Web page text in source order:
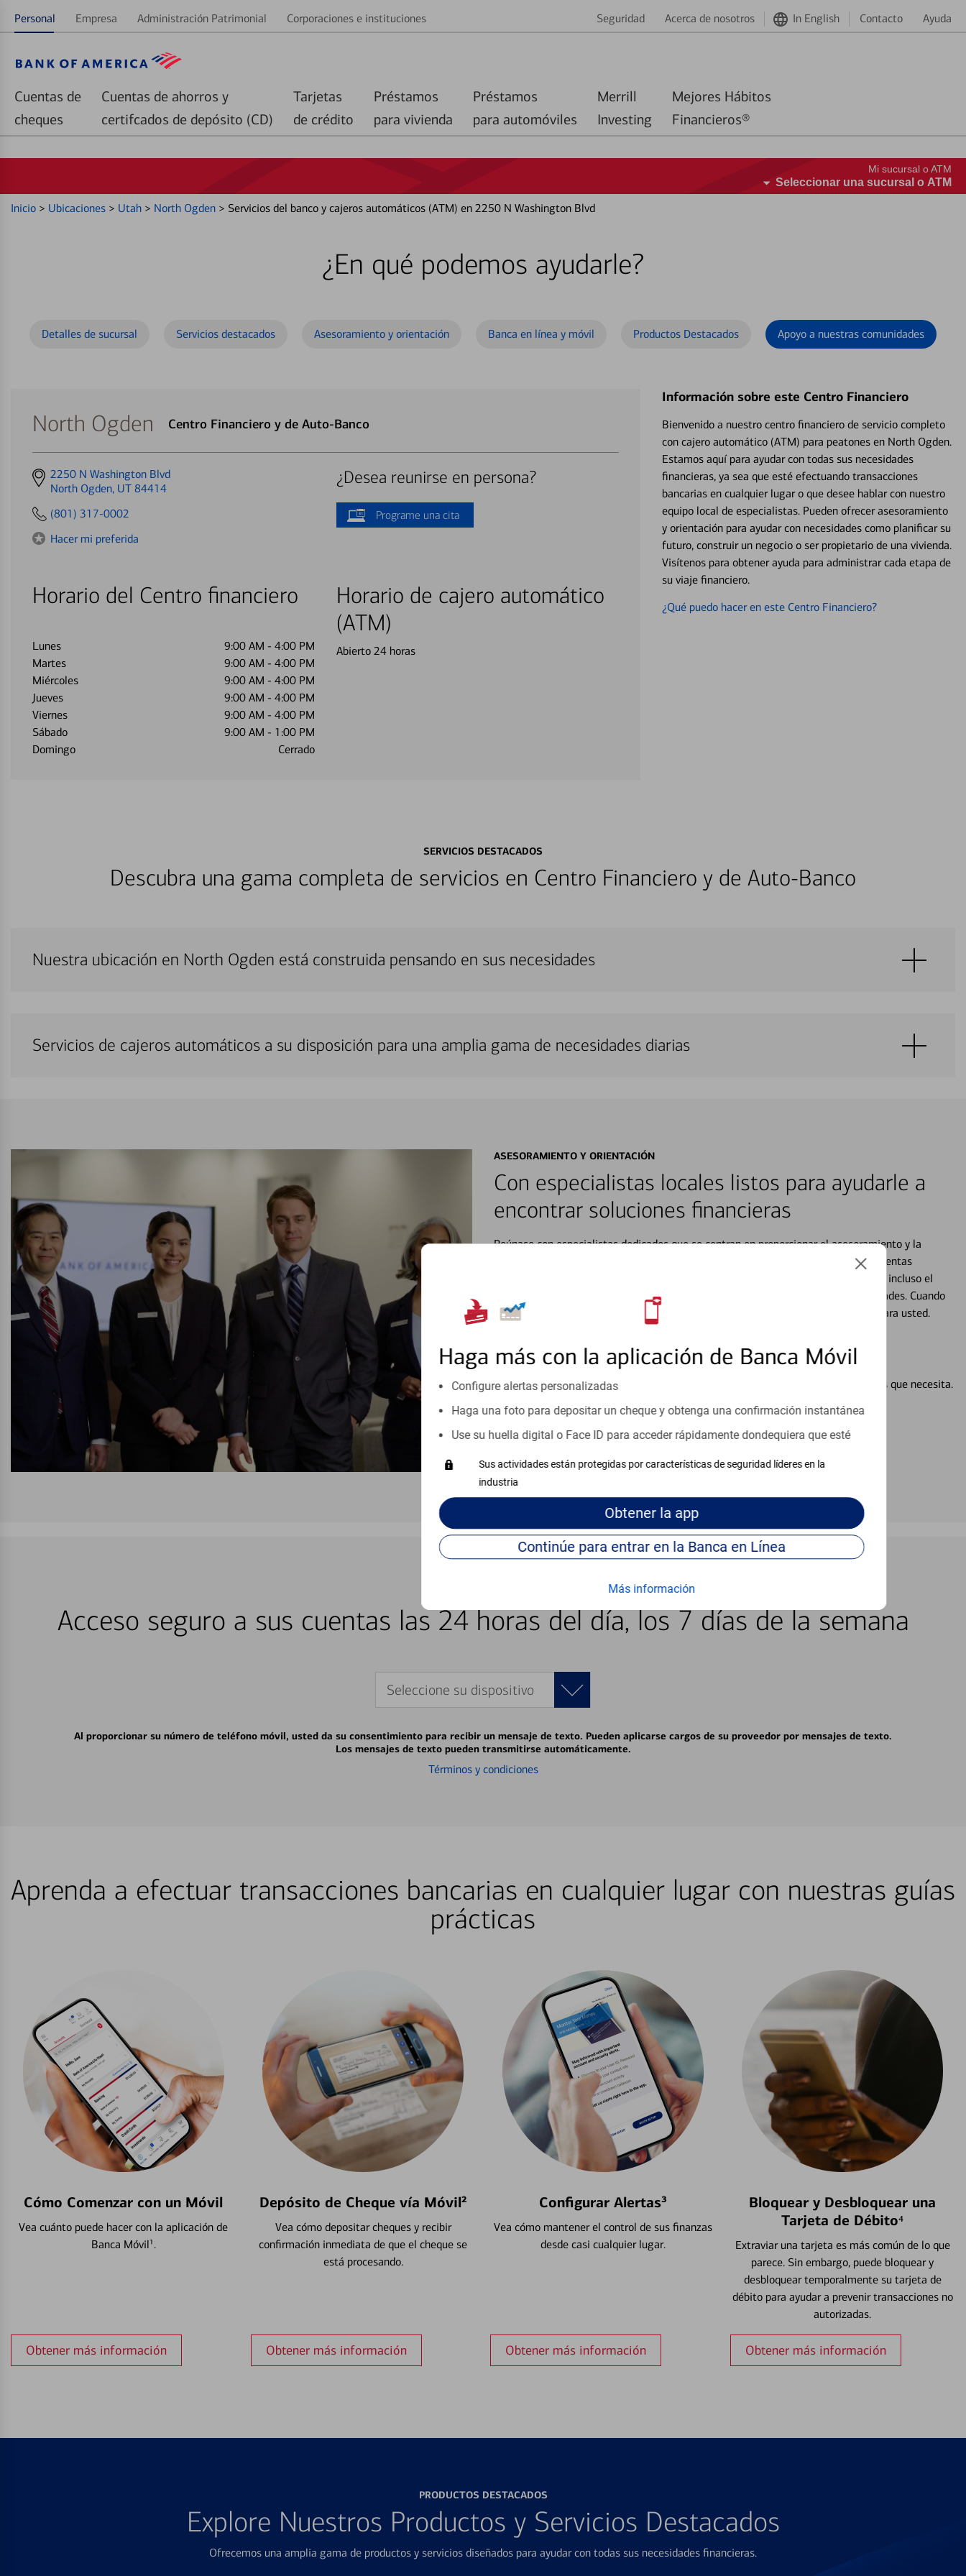
Personal Empresa Administración Patrimonial Corporaciones e instituciones Seguridad Acerca de nosotros In English Contacto Ayuda
Cuentas de
cheques
Cuentas de ahorros y
certifcados de depósito (CD)
Tarjetas
de crédito
Préstamos
para vivienda
Préstamos
para automóviles
Merrill
Investing
Mejores Hábitos
Financieros®
Haga más con la aplicación de Banca Móvil
Configure alertas personalizadas
Haga una foto para depositar un cheque y obtenga una confirmación instantánea
Use su huella digital o Face ID para acceder rápidamente dondequiera que esté
Sus actividades están protegidas por características de seguridad líderes en la
industria
Obtenerla app
Continúe para entrar en la Banca en Línea
Más información
Mi sucursal o ATM
Seleccionar una sucursal o ATM
Inicio > Ubicaciones > Utah > North Ogden > Servicios del banco y cajeros automáticos (ATM) en 2250 N Washington Blvd
¿En qué podemos ayudarle?
Detalles de sucursal Servicios destacados Asesoramiento y orientación Banca en línea y móvil Productos Destacados Apoyo a nuestras comunidades
North Ogden Centro Financiero y de Auto-Banco
Get
directions
2250 N Washington Blvd
North Ogden, UT 84414
(801) 317-0002
Hacer mi preferida
Horario del Centro financiero
Lunes 9:00 AM - 4:00 PM
Martes
9:00 AM - 4:00 PM
Miércoles
9:00 AM - 4:00 PM
Jueves
9:00 AM - 4:00 PM
Viernes
9:00 AM - 4:00 PM
Sábado
9:00 AM - 1:00 PM
Domingo
Cerrado
¿Desea reunirse en persona?
Programe una cita
Horario de cajero automático
(ATM)
Abierto 24 horas
Información sobre este Centro Financiero
Bienvenido a nuestro centro financiero de servicio completo
con cajero automático (ATM) para peatones en North Ogden.
Estamos aquí para ayudar con todas sus necesidades
financieras, ya sea que esté efectuando transacciones
bancarias en cualquier lugar o que desee hablar con nuestro
equipo local de especialistas. Pueden ofrecer asesoramiento
y orientación para ayudar con necesidades como planificar su
futuro, construir un negocio o ser propietario de una vivienda.
Visítenos para obtener ayuda para administrar cada etapa de
su viaje financiero.
¿Qué puedo hacer en este Centro Financiero?
SERVICIOS DESTACADOS
Descubra una gama completa de servicios en Centro Financiero y de Auto-Banco
Nuestra ubicación en North Ogden está construida pensando en sus necesidades
Servicios de cajeros automáticos a su disposición para una amplia gama de necesidades diarias
ASESORAMIENTO Y ORIENTACIÓN
Con especialistas locales listos para ayudarle a
encontrar soluciones financieras
Reúnase con especialistas dedicados que se centran en proporcionar el asesoramiento y la
orientación que necesita, en cualquier situación en su vida financiera. Desde sus cuentas
personales, hasta el ahorro para grandes compras, la planificación para su futuro, e incluso el
inicio o crecimiento de su negocio, su futuro se mueve de acuerdo con sus necesidades. Cuando
esté listo, un especialista trabajará con usted en un momento que sea adecuado para usted.
Programe una cita
Vea si nuestro centro de ayuda en línea puede ayudar a proporcionar las respuestas que necesita.
Acceso seguro a sus cuentas las 24 horas del día, los 7 días de la semana
Seleccione su dispositivo
Al proporcionar su número de teléfono móvil, usted da su consentimiento para recibir un mensaje de texto. Pueden aplicarse cargos de su proveedor por mensajes de texto.
Los mensajes de texto pueden transmitirse automáticamente.
Términos y condiciones
Aprenda a efectuar transacciones bancarias en cualquier lugar con nuestras guías
prácticas
Cómo Comenzar con un Móvil
Vea cuánto puede hacer con la aplicación de
Banca Móvil¹.
Obtener más información
Depósito de Cheque vía Móvil²
Vea cómo depositar cheques y recibir
confirmación inmediata de que el cheque se
está procesando.
Obtener más información
Configurar Alertas³
Vea cómo mantener el control de sus finanzas
desde casi cualquier lugar.
Obtener más información
Bloquear y Desbloquear una
Tarjeta de Débito⁴
Extraviar una tarjeta es más común de lo que
parece. Sin embargo, puede bloquear y
desbloquear temporalmente su tarjeta de
débito para ayudar a prevenir transacciones no
autorizadas.
Obtener más información
PRODUCTOS DESTACADOS
Explore Nuestros Productos y Servicios Destacados
Ofrecemos una amplia gama de productos y servicios diseñados para ayudar con todas sus necesidades financieras.